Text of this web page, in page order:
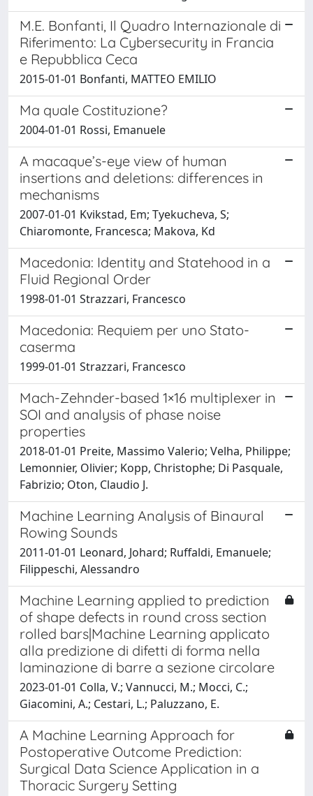
M.E. Bonfanti, Il Quadro Internazionale di
Riferimento: La Cybersecurity in Francia
e Repubblica Ceca
2015-01-01 Bonfanti, MATTEO EMILIO
Ma quale Costituzione?
2004-01-01 Rossi, Emanuele
A macaque’s-eye view of human
insertions and deletions: differences in
mechanisms
2007-01-01 Kvikstad, Em; Tyekucheva, S;
Chiaromonte, Francesca; Makova, Kd
Macedonia: Identity and Statehood in a
Fluid Regional Order
1998-01-01 Strazzari, Francesco
Macedonia: Requiem per uno Stato-
caserma
1999-01-01 Strazzari, Francesco
Mach-Zehnder-based 1×16 multiplexer in
SOI and analysis of phase noise
properties
2018-01-01 Preite, Massimo Valerio; Velha, Philippe;
Lemonnier, Olivier; Kopp, Christophe; Di Pasquale,
Fabrizio; Oton, Claudio J.
Machine Learning Analysis of Binaural
Rowing Sounds
2011-01-01 Leonard, Johard; Ruffaldi, Emanuele;
Filippeschi, Alessandro
Machine Learning applied to prediction
of shape defects in round cross section
rolled bars|Machine Learning applicato
alla predizione di difetti di forma nella
laminazione di barre a sezione circolare
2023-01-01 Colla, V.; Vannucci, M.; Mocci, C.;
Giacomini, A.; Cestari, L.; Paluzzano, E.
A Machine Learning Approach for
Postoperative Outcome Prediction:
Surgical Data Science Application in a
Thoracic Surgery Setting